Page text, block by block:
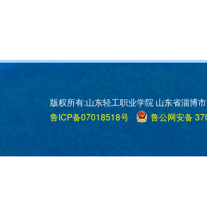
版权所有:山东轻工职业学院 山东省淄
鲁ICP备07018518号
鲁公网安备